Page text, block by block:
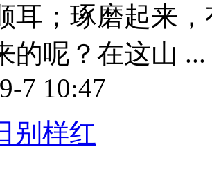
耳；琢磨起来
的呢？在这山 ...
7 10:47
别样红